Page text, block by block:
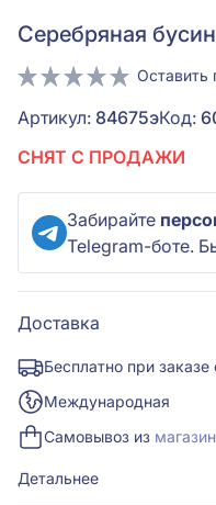
Серебряная
Оставить
Артикул: 84675эКод:
СНЯТ С ПРОДАЖИ
Забирайте
Telegram-боте.
Доставка
Бесплатно при
Международная
Самовывоз из
Детальнее